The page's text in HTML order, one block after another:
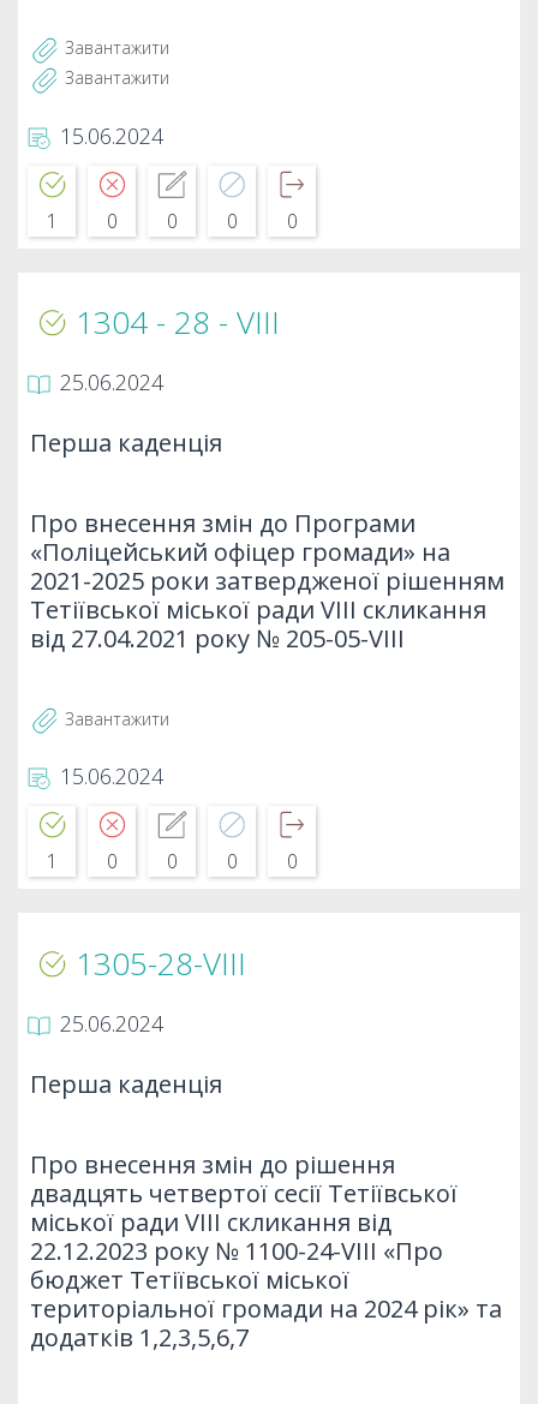
Завантажити
Завантажити
15.06.2024
1 0 0 0 0
1304 - 28 - VIIІ
25.06.2024
Перша каденція
Про внесення змін до Програми
«Поліцейський офіцер громади» на
2021-2025 роки затвердженої рішенням
Тетіївської міської ради VIII скликання
від 27.04.2021 року № 205-05-VIII
Завантажити
15.06.2024
1 0 0 0 0
1305-28-VIII
25.06.2024
Перша каденція
Про внесення змін до рішення
двадцять четвертої сесії Тетіївської
міської ради VІІІ скликання від
22.12.2023 року № 1100-24-VІІІ «Про
бюджет Тетіївської міської
територіальної громади на 2024 рік» та
додатків 1,2,3,5,6,7